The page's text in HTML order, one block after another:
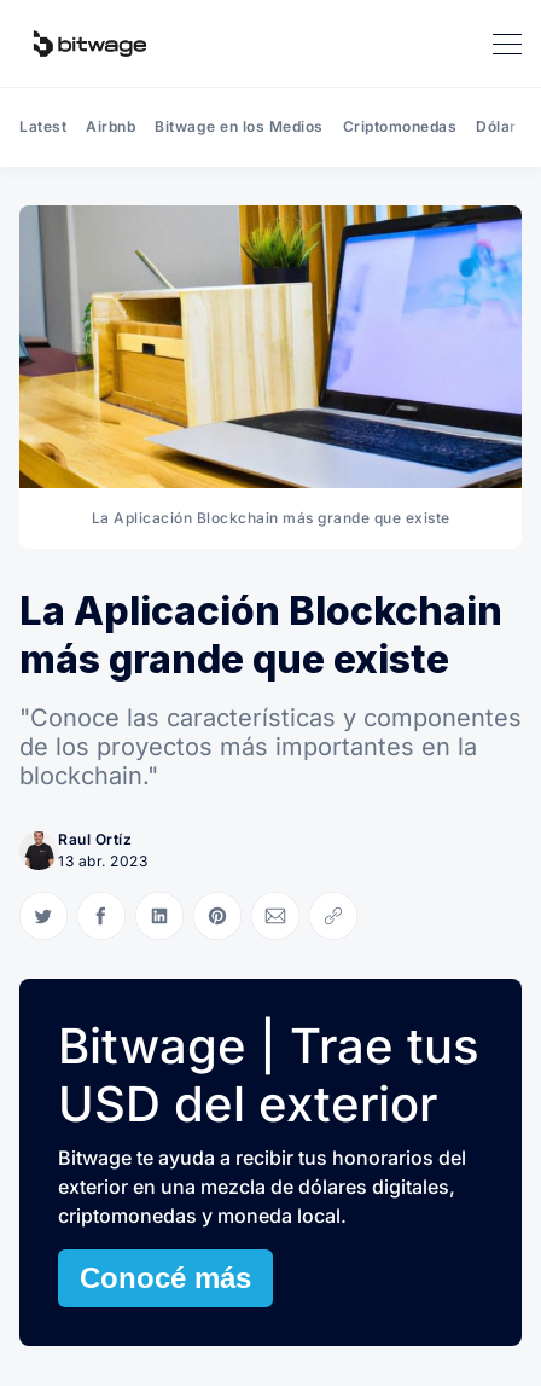
Latest Airbnb Bitwage en los Medios Criptomonedas Dólar
La Aplicación Blockchain más grande que existe
La Aplicación Blockchain
más grande que existe
"Conoce las características y componentes
de los proyectos más importantes en la
blockchain."
Raul Ortíz
13 abr. 2023
Compartir en Twitter
Compartir en Facebook
Compartir en LinkedIn
Compartir en Pinterest
Compartir via Email
Copiar link
Bitwage | Trae tus
USD del exterior
Bitwage te ayuda a recibir tus honorarios del
exterior en una mezcla de dólares digitales,
criptomonedas y moneda local.
Conocé más